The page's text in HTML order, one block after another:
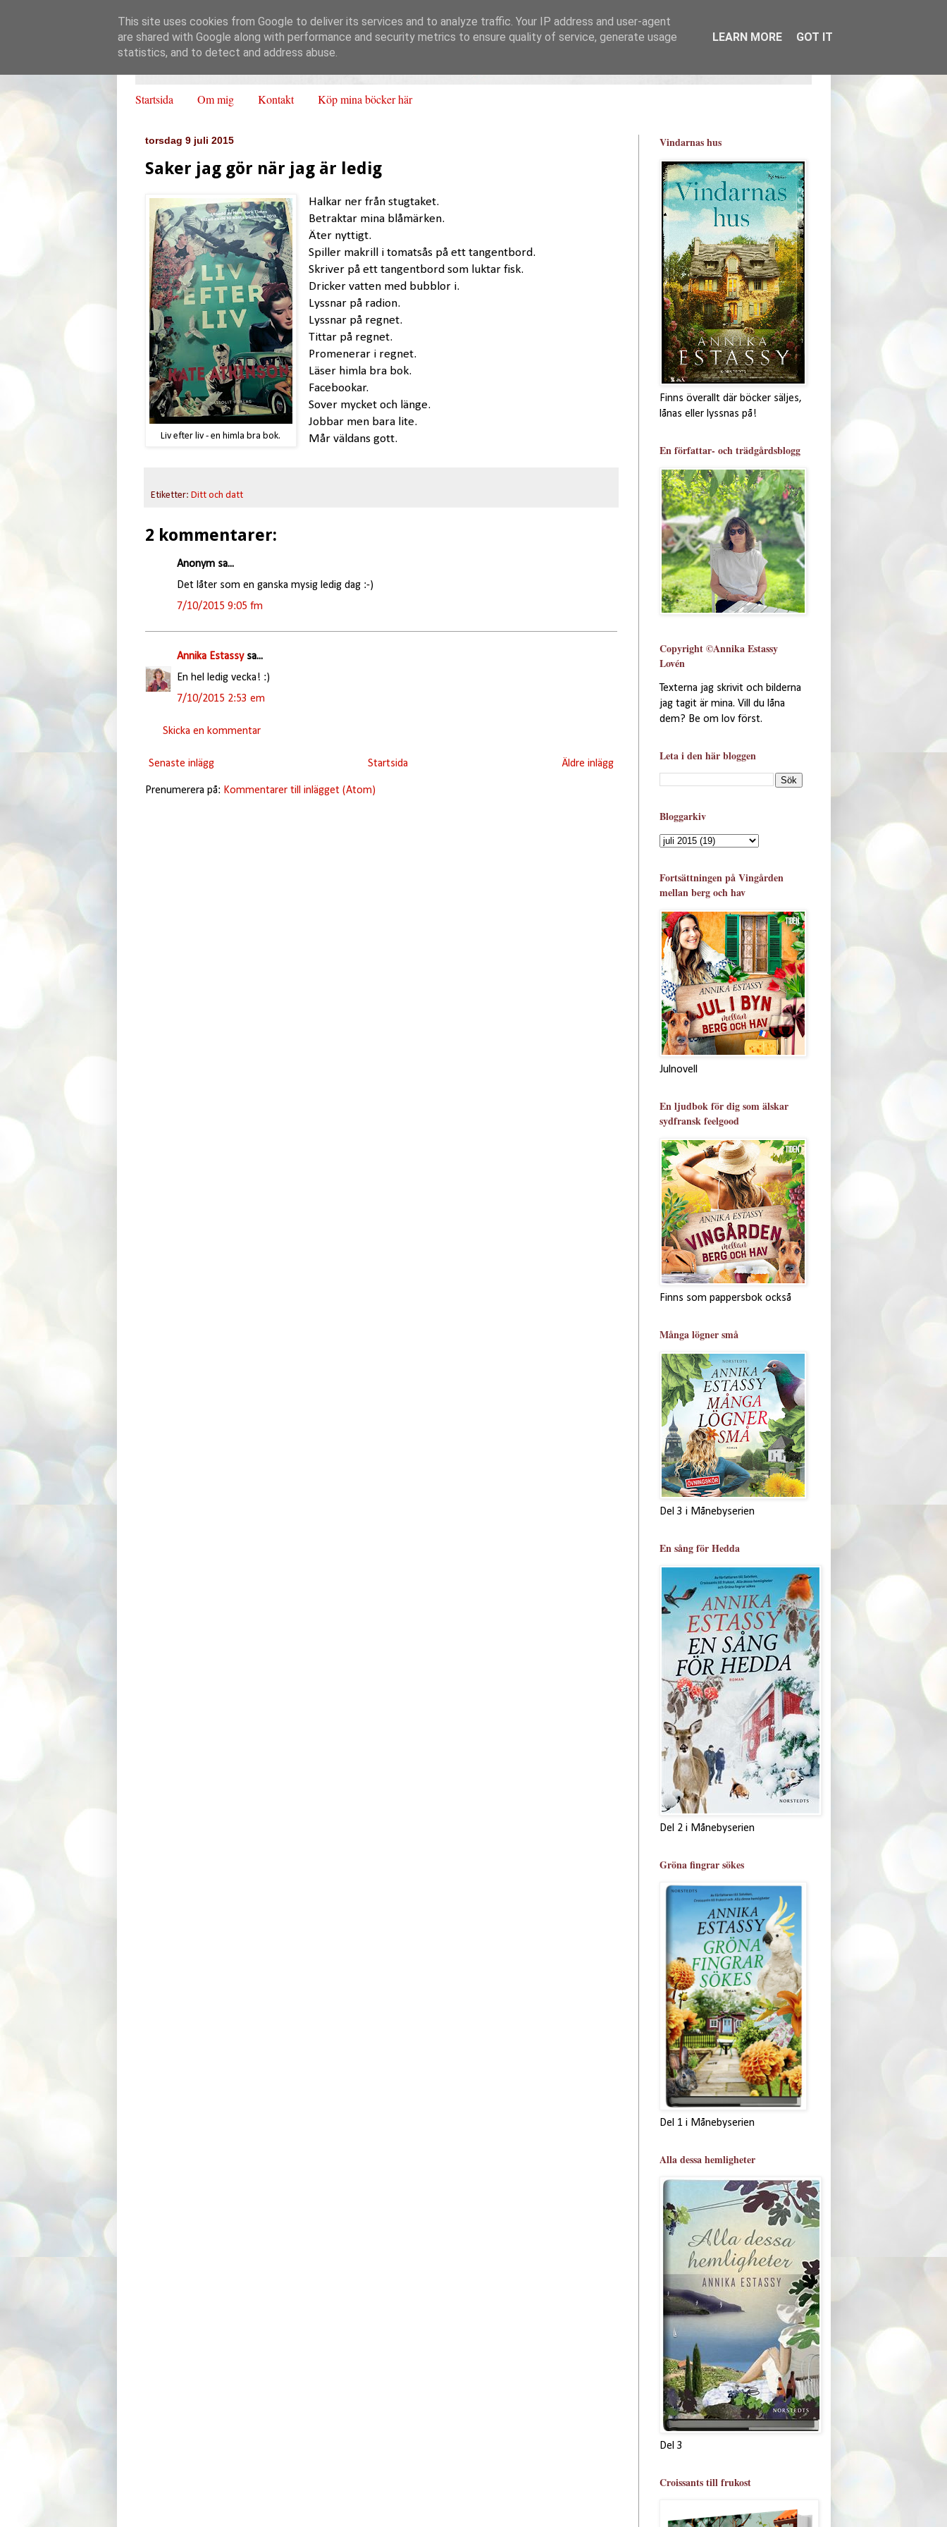
Startsida Om mig Kontakt Köp mina böcker här
torsdag 9 juli 2015
Saker jag gör när jag är ledig
Liv efter liv - en himla bra bok.
Halkar ner från stugtaket.
Betraktar mina blåmärken.
Äter nyttigt.
Spiller makrill i tomatsås på ett tangentbord.
Skriver på ett tangentbord som luktar fisk.
Dricker vatten med bubblor i.
Lyssnar på radion.
Lyssnar på regnet.
Tittar på regnet.
Promenerar i regnet.
Läser himla bra bok.
Facebookar.
Sover mycket och länge.
Jobbar men bara lite.
Mår väldans gott.
Etiketter: Ditt och datt
2 kommentarer:
Anonym sa...
Det låter som en ganska mysig ledig dag :-)
7/10/2015 9:05 fm
Annika Estassysa...
En hel ledig vecka! :)
7/10/2015 2:53 em
Skicka en kommentar
Senaste inlägg Äldre inlägg
Startsida
Prenumerera på: Kommentarer till inlägget (Atom)
Vindarnas hus
Finns överallt där böcker säljes,
lånas eller lyssnas på!
En författar- och trädgårdsblogg
Copyright ©Annika Estassy
Lovén
Texterna jag skrivit och bilderna
jag tagit är mina. Vill du låna
dem? Be om lov först.
Leta i den här bloggen
Bloggarkiv
Fortsättningen på Vingården
mellan berg och hav
Julnovell
En ljudbok för dig som älskar
sydfransk feelgood
Finns som pappersbok också
Många lögner små
Del 3 i Månebyserien
En sång för Hedda
Del 2 i Månebyserien
Gröna fingrar sökes
Del 1 i Månebyserien
Alla dessa hemligheter
Del 3
Croissants till frukost
This site uses cookies from Google to deliver its services and to analyze traffic. Your IP address and user-agent
are shared with Google along with performance and security metrics to ensure quality of service, generate usage
statistics, and to detect and address abuse.
LEARN MORE GOT IT